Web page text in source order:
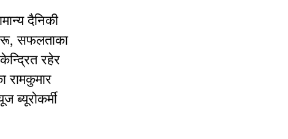
दैनिकी
सफलताका
रहेर
रामकुमार
ब्यूरोकर्मी